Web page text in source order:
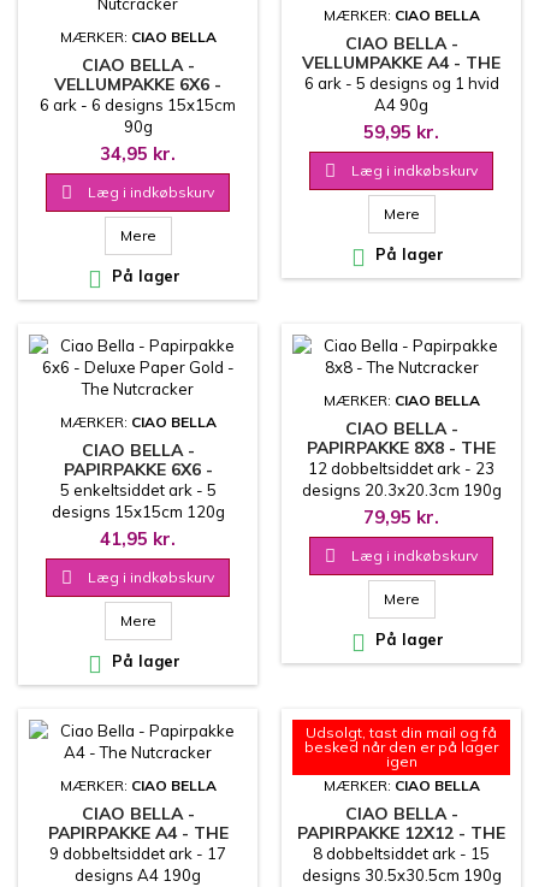
MÆRKER: CIAO BELLA
CIAO BELLA -
VELLUMPAKKE 6X6 -
FUSSY CUT - THE
NUTCRACKER
6 ark - 6 designs 15x15cm
90g
34,95 kr.
 Læg i indkøbskurv
Mere
 På lager
MÆRKER: CIAO BELLA
CIAO BELLA -
VELLUMPAKKE A4 - THE
NUTCRACKER
6 ark - 5 designs og 1 hvid
A4 90g
59,95 kr.
 Læg i indkøbskurv
Mere
 På lager
MÆRKER: CIAO BELLA
CIAO BELLA -
PAPIRPAKKE 6X6 -
DELUXE PAPER GOLD -
THE NUTCRACKER
5 enkeltsiddet ark - 5
designs 15x15cm 120g
41,95 kr.
 Læg i indkøbskurv
Mere
 På lager
MÆRKER: CIAO BELLA
CIAO BELLA -
PAPIRPAKKE 8X8 - THE
NUTCRACKER
12 dobbeltsiddet ark - 23
designs 20.3x20.3cm 190g
79,95 kr.
 Læg i indkøbskurv
Mere
 På lager
MÆRKER: CIAO BELLA
CIAO BELLA -
PAPIRPAKKE A4 - THE
NUTCRACKER
9 dobbeltsiddet ark - 17
designs A4 190g
Udsolgt, tast din mail og få
besked når den er på lager
igen
MÆRKER: CIAO BELLA
CIAO BELLA -
PAPIRPAKKE 12X12 - THE
NUTCRACKER
8 dobbeltsiddet ark - 15
designs 30.5x30.5cm 190g